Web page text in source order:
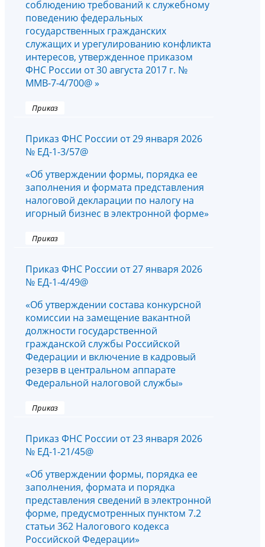
соблюдению требований к служебному
поведению федеральных
государственных гражданских
служащих и урегулированию конфликта
интересов, утвержденное приказом
ФНС России от 30 августа 2017 г. №
ММВ-7-4/700@ »
Приказ
Приказ ФНС России от 29 января 2026
№ ЕД-1-3/57@
«Об утверждении формы, порядка ее
заполнения и формата представления
налоговой декларации по налогу на
игорный бизнес в электронной форме»
Приказ
Приказ ФНС России от 27 января 2026
№ ЕД-1-4/49@
«Об утверждении состава конкурсной
комиссии на замещение вакантной
должности государственной
гражданской службы Российской
Федерации и включение в кадровый
резерв в центральном аппарате
Федеральной налоговой службы»
Приказ
Приказ ФНС России от 23 января 2026
№ ЕД-1-21/45@
«Об утверждении формы, порядка ее
заполнения, формата и порядка
представления сведений в электронной
форме, предусмотренных пунктом 7.2
статьи 362 Налогового кодекса
Российской Федерации»